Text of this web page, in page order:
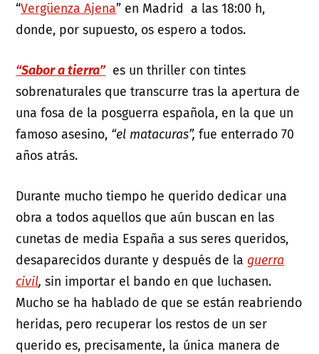
“Vergüenza Ajena” en Madrid a las 18:00 h,
donde, por supuesto, os espero a todos.
“Sabor a tierra”es un thriller con tintes
sobrenaturales que transcurre tras la apertura de
una fosa de la posguerra española, en la que un
famoso asesino, “el matacuras”, fue enterrado 70
años atrás.
Durante mucho tiempo he querido dedicar una
obra a todos aquellos que aún buscan en las
cunetas de media España a sus seres queridos,
desaparecidos durante y después de la guerra
civil, sin importar el bando en que luchasen.
Mucho se ha hablado de que se están reabriendo
heridas, pero recuperar los restos de un ser
querido es, precisamente, la única manera de